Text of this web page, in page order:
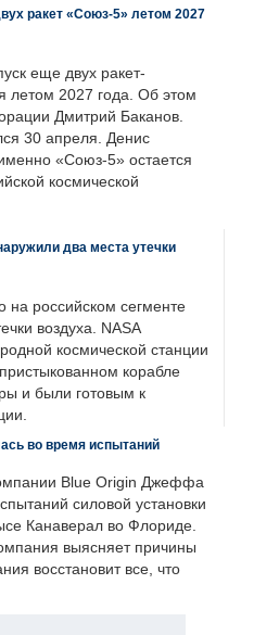
ракет «Союз-5» летом 2027
еще двух ракет-
летом 2027 года. Об этом
Дмитрий Баканов.
30 апреля. Денис
«Союз-5» остается
космической
два места утечки
на российском сегменте
воздуха. NASA
космической станции
корабле
и были готовым к
во время испытаний
Blue Origin Джеффа
силовой установки
Канаверал во Флориде.
выясняет причины
восстановит все, что